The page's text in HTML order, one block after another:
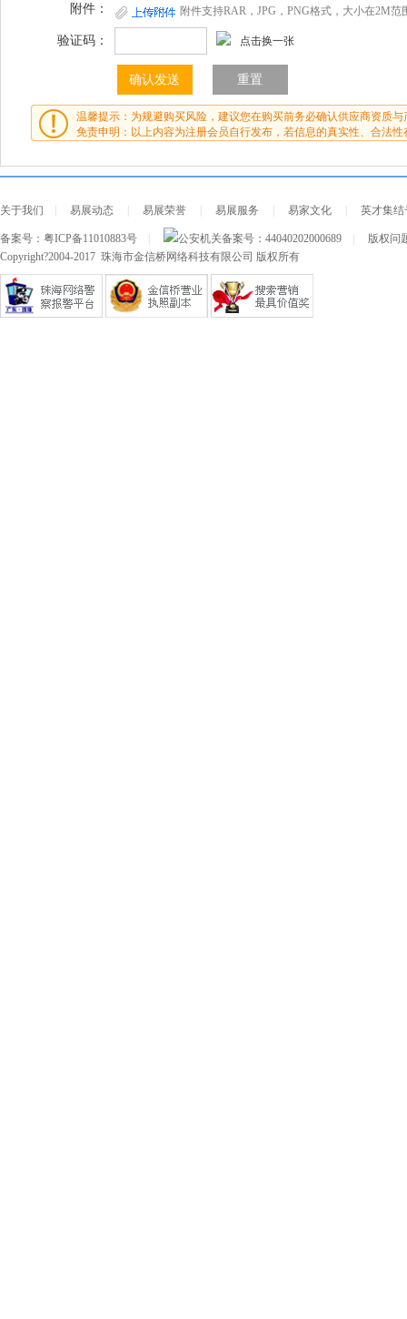
附件： 附件支持RAR，JPG，PNG格式，大小在2M范
验证码： 点击换一张
温馨提示：为规避购买风险，建议您在购买前务必确认供应商资质与
免责申明：以上内容为注册会员自行发布，若信息的真实性、合法性
关于我们 易展动态 易展荣誉 易展服务 易家文化 英才集结
备案号： 粤ICP备11010883号 公安机关备案号： 44040202000689
版权问
Copyright?2004-2017 珠海市金信桥网络科技有限公司 版权所有